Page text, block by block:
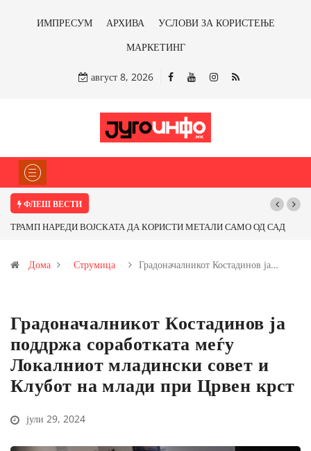
ИМПРЕСУМ АРХИВА
УСЛОВИ ЗА КОРИСТЕЊЕ
МАРКЕТИНГ
август 8, 2026
ФЛЕШ ВЕСТИ
НАРЕДИ ВОЈСКАТА ДА КОРИСТИ МЕТАЛИ САМО ОД САД
и со антимонот?
Дома Струмица Градоначалникот Костадинов ја…
Градоначалникот Костадинов ја
поддржа соработката меѓу
Локалниот младински совет и
Клубот на млади при Црвен крст
јули 29, 2024